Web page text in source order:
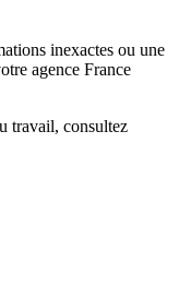
inexactes ou une
agence France
travail, consultez